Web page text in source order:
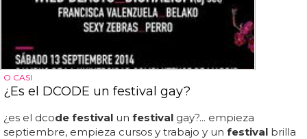
O CASI
¿Es el DCODE un festival gay?
¿es el dcode festival un festival gay?... empieza
septiembre, empieza cursos y trabajo y un festival brilla